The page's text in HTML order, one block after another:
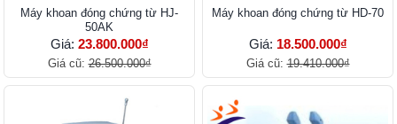
Máy khoan đóng chứng từ HJ-
50AK
Giá: 23.800.000₫
Giá cũ:26.500.000₫
Máy khoan đóng chứng từ HD-70
Giá: 18.500.000₫
Giá cũ:19.410.000₫